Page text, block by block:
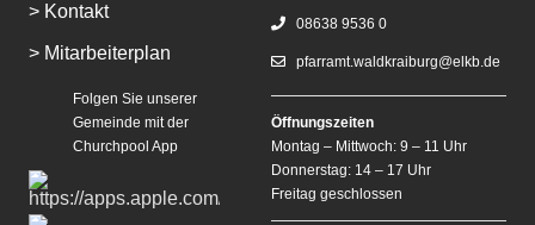
> Kontakt
> Mitarbeiterplan
Folgen Sie unserer
Gemeinde mit der
Churchpool App
08638 9536 0
pfarramt.waldkraiburg@elkb.de
Öffnungszeiten
Montag – Mittwoch: 9 – 11 Uhr
Donnerstag: 14 – 17 Uhr
Freitag geschlossen